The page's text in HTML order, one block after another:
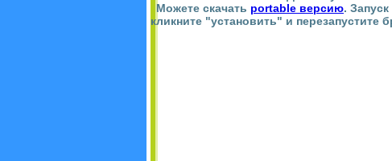
Можете скачать portable версию.
кликните "установить" и перезапустите